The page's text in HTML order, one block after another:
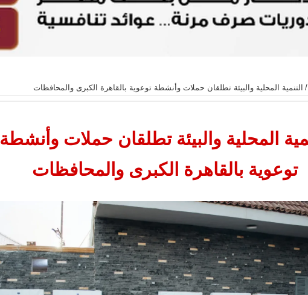
/ التنمية المحلية والبيئة تطلقان حملات وأنشطة توعوية بالقاهرة الكبرى والمحافظات
المحلية والبيئة تطلقان حملات وأنشطة
توعوية بالقاهرة الكبرى والمحافظات